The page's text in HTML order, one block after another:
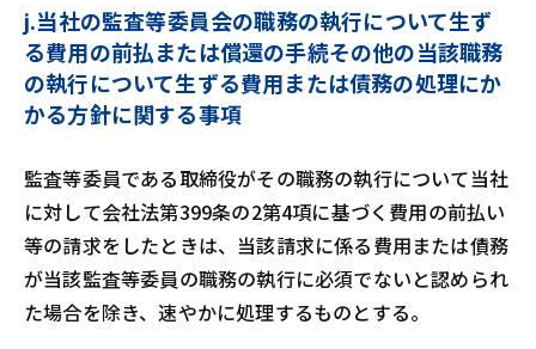
j.当社の監査等委員会の職務の執行について生ず
る費用の前払または償還の手続その他の当該職務
の執行について生ずる費用または債務の処理にか
かる方針に関する事項
監査等委員である取締役がその職務の執行について当社
に対して会社法第399条の2第4項に基づく費用の前払い
等の請求をしたときは、当該請求に係る費用または債務
が当該監査等委員の職務の執行に必須でないと認められ
た場合を除き、速やかに処理するものとする。